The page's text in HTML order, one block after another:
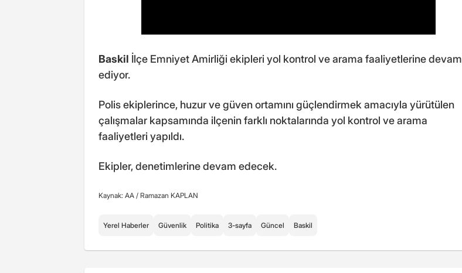
Baskil İlçe Emniyet Amirliği ekipleri yol kontrol ve arama faaliyetlerine devam
ediyor.
Polis ekiplerince, huzur ve güven ortamını güçlendirmek amacıyla yürütülen
çalışmalar kapsamında ilçenin farklı noktalarında yol kontrol ve arama
faaliyetleri yapıldı.
Ekipler, denetimlerine devam edecek.
Kaynak: AA / Ramazan KAPLAN
Yerel Haberler Güvenlik Politika 3-sayfa Güncel Baskil